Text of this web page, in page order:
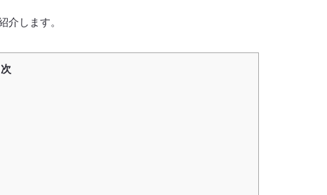
介します。